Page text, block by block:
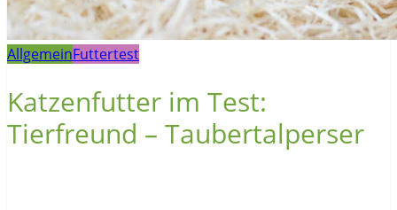
AllgemeinFuttertest
Katzenfutter im Test:
Tierfreund – Taubertalperser